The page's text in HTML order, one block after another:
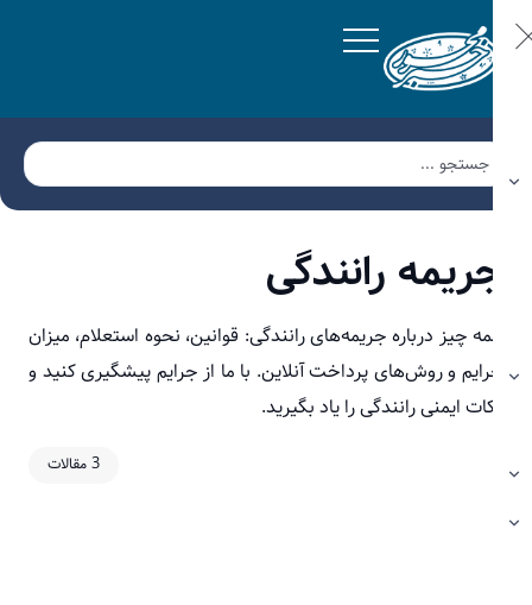
رانندگی
چیز درباره جریمه‌های رانندگی: قوانین، نحوه استعلام، میزان
و روش‌های پرداخت آنلاین. با ما از جرایم پیشگیری کنید و
ایمنی رانندگی را یاد بگیرید.